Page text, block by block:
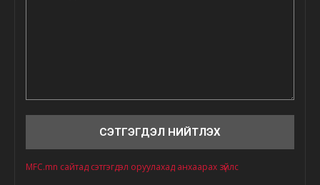
MFC.mn сайтад сэтгэгдэл оруулахад анхаарах зүйлс